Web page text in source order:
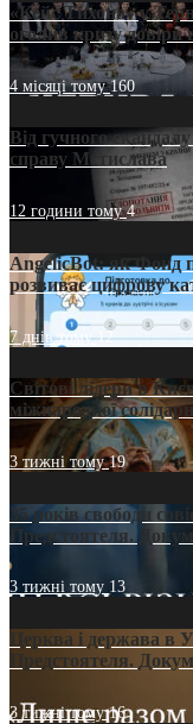
«Кейс Тихона» у
оголив кризу
4 місяці тому160
Від гучного
справу Мстислава
12 години тому4
AngelicBot: як Фонд
розвиває цифрову
7 днів тому12
Світові лідери в
міжнародної
3 тижні тому19
35 років свободи
Предстоятеля.
3 тижні тому 13
Церква і держава в
Предстоятеля.
3 тижні тому16